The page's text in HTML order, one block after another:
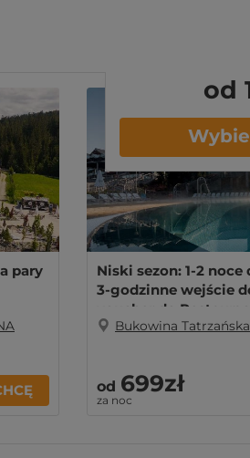
od
pary
Niski sezon: 1-2 noce
3-godzinne wejście
voucher do
Bukowina Tatrzańska
od 699zł
za noc